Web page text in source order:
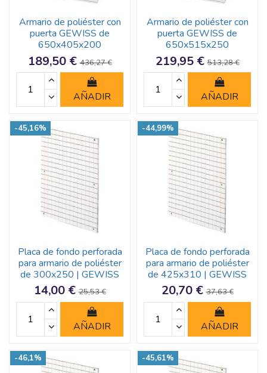
Armario de poliéster con
puerta GEWISS de
650x405x200
189,50 €436,27 €
AÑADIR
Armario de poliéster con
puerta GEWISS de
650x515x250
219,95 €513,28 €
AÑADIR
-45,16%
Placa de fondo perforada
para armario de poliéster
de 300x250 | GEWISS
14,00 €25,53 €
AÑADIR
-44,99%
Placa de fondo perforada
para armario de poliéster
de 425x310 | GEWISS
20,70 €37,63 €
AÑADIR
-46,1% -45,61%